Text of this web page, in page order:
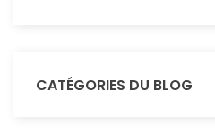
CATÉGORIES DU BLOG